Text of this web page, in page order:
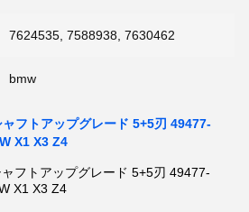
7624535, 7588938, 7630462
bmw
フトアップグレード 5+5刃 49477-
X1 X3 Z4
フトアップグレード 5+5刃 49477-
X1 X3 Z4